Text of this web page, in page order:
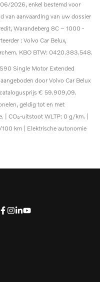
2026, enkel bestemd voor
van aanvaarding van uw dossier
Warandeberg 8C – 1000 -
: Volvo Car Belux,
KBO BTW: 0420.383.548.
Single Motor Extended
door Volvo Car Belux
catalogusprijs € 59.909,09.
geldig tot en met
CO₂-uitstoot WLTP: 0 g/km. |
km | Elektrische autonomie